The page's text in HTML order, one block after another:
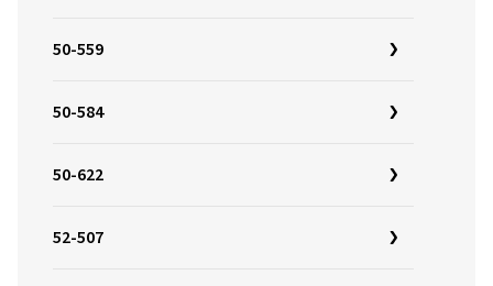
50-559
50-584
50-622
52-507